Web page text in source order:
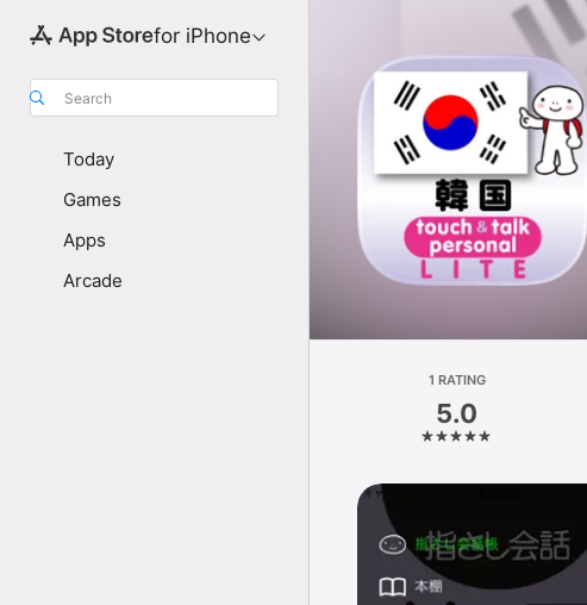
for iPhone
Search
Today
Games
Apps
Arcade
1 RATING
5.0